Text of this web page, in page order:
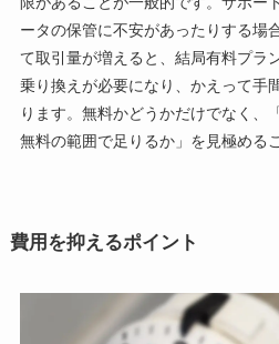
ータの保管に不安があったりする場
て取引量が増えると、結局有料プラ
乗り換えが必要になり、かえって手
ります。無料かどうかだけでなく、
無料の範囲で足りるか」を見極める
費用を抑えるポイント